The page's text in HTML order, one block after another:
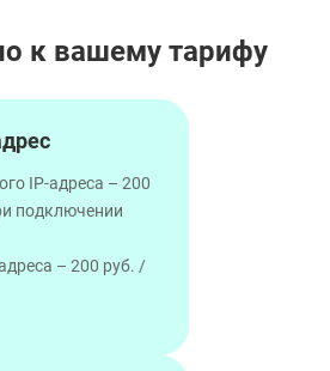
к вашему тарифу
IP-адреса – 200
подключении
– 200 руб. /